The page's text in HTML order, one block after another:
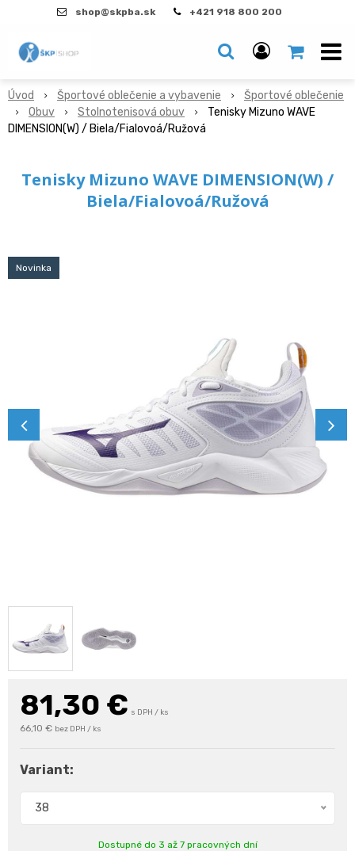
shop@skpba.sk +421 918 800 200
Úvod Športové oblečenie a vybavenie
Športové oblečenie
Obuv
Stolnotenisová obuv
Tenisky Mizuno WAVE
DIMENSION(W) / Biela/Fialovoá/Ružová
Tenisky Mizuno WAVE DIMENSION(W) /
Biela/Fialovoá/Ružová
Novinka
81,30 € s DPH / ks
66,10 € bez DPH / ks
Variant:
38
Dostupné do 3 až 7 pracovných dní